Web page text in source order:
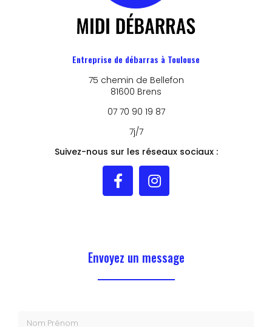
Entreprise de débarras à Toulouse
75 chemin de Bellefon
81600 Brens
07 70 90 19 87
7j/7
Suivez-nous sur les réseaux sociaux :
Envoyez un message